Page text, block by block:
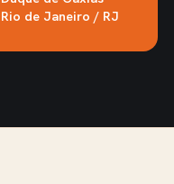
Rio de Janeiro / RJ